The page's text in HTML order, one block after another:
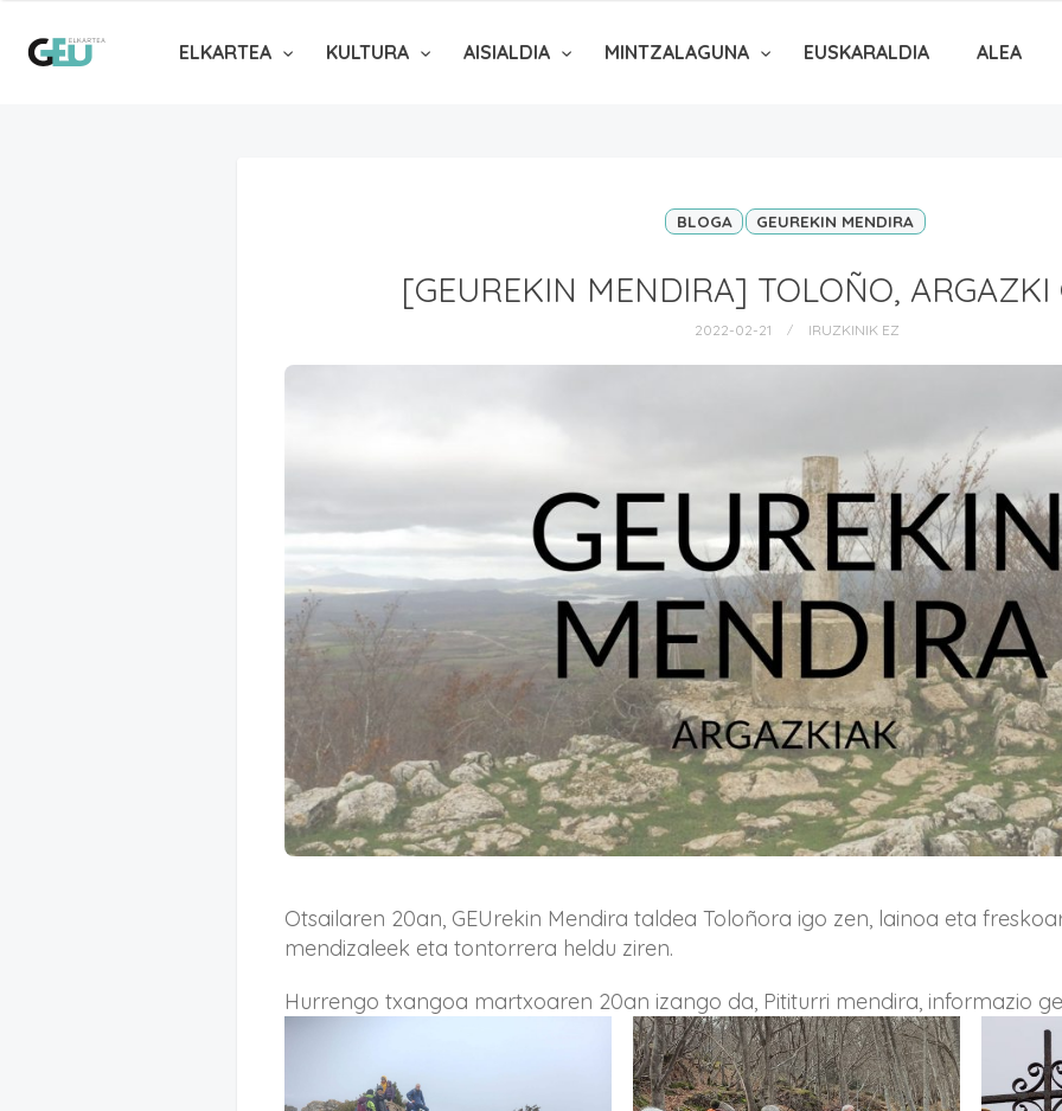
ELKARTEA KULTURA AISIALDIA MINTZALAGUNA EUSKARALDIA ALEA
BLOGA GEUREKIN MENDIRA
[GEUREKIN MENDIRA] TOLOÑO, ARGAZKI
2022-02-21 IRUZKINIK EZ
Otsailaren 20an, GEUrekin Mendira taldea Toloñora igo zen, lainoa eta
mendizaleek eta tontorrera heldu ziren.
Hurrengo txangoa martxoaren 20an izango da, Pititurri mendira, informazio